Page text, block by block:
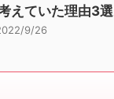
えていた理由3選
9/26